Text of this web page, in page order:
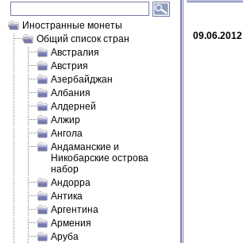
Иностранные монеты
Общий список стран
Австралия
Австрия
Азербайджан
Албания
Алдерней
Алжир
Ангола
Андаманские и
Никобарские острова
набор
Андорра
Антика
Аргентина
Армения
Аруба
09.06.2012